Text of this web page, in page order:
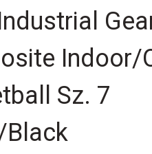
Indoor/
Sz. 7
Black